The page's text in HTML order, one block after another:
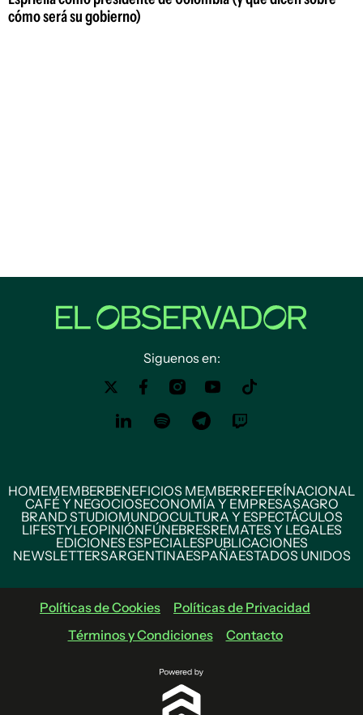
cómo será su gobierno)
Siguenos en:
HOMEMEMBERBENEFICIOS MEMBERREFERÍNACIONAL
CAFÉ Y NEGOCIOSECONOMÍA Y EMPRESASAGRO
BRAND STUDIOMUNDOCULTURA Y ESPECTÁCULOS
LIFESTYLEOPINIÓNFÚNEBRESREMATES Y LEGALES
EDICIONES ESPECIALESPUBLICACIONES
NEWSLETTERSARGENTINAESPAÑAESTADOS UNIDOS
Políticas de Cookies
Políticas de Privacidad
Términos y Condiciones
Contacto